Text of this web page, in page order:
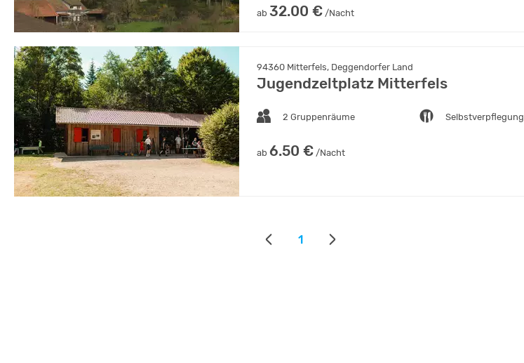
ab 32.00 € /Nacht
94360 Mitterfels, Deggendorfer Land
Jugendzeltplatz Mitterfels
2 Gruppenräume Selbstverpflegung
ab 6.50 € /Nacht
1